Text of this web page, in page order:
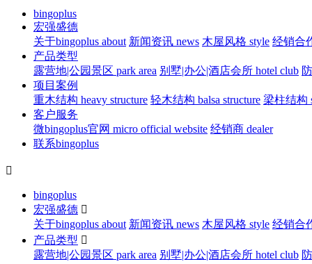
bingoplus
宏强盛德
关于bingoplus about 新闻资讯 news 木屋风格 style 经销合
产品类型
露营地|公园景区 park area 别墅|办公|酒店会所 hotel club
项目案例
重木结构 heavy structure 轻木结构 balsa structure 梁柱结构
客户服务
微bingoplus官网 micro official website 经销商 dealer
联系bingoplus

bingoplus
宏强盛德 
关于bingoplus about 新闻资讯 news 木屋风格 style 经销合
产品类型 
露营地|公园景区 park area 别墅|办公|酒店会所 hotel club